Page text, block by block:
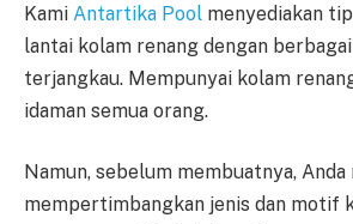
Kami Antartika Pool menyediakan
lantai kolam renang dengan
terjangkau. Mempunyai kolam
idaman semua orang.
Namun, sebelum membuatnya,
mempertimbangkan jenis dan motif